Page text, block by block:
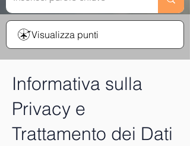
Visualizza punti
Informativa sulla
Privacy e
Trattamento dei Dati